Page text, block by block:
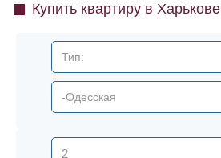
Купить квартиру в Харькове
Тип:
-Одесская